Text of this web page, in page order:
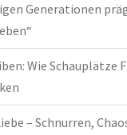
Generationen
Wie Schauplätze
– Schnurren,